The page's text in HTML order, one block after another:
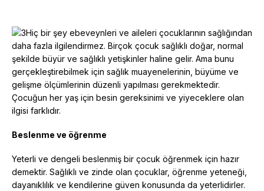
Hiç bir şey ebeveynleri ve aileleri çocuklarının sağlığından
daha fazla ilgilendirmez. Birçok çocuk sağlıklı doğar, normal
şekilde büyür ve sağlıklı yetişkinler haline gelir. Ama bunu
gerçekleştirebilmek için sağlık muayenelerinin, büyüme ve
gelişme ölçümlerinin düzenli yapılması gerekmektedir.
Çocuğun her yaş için besin gereksinimi ve yiyeceklere olan
ilgisi farklıdır.
Beslenme ve öğrenme
Yeterli ve dengeli beslenmiş bir çocuk öğrenmek için hazır
demektir. Sağlıklı ve zinde olan çocuklar, öğrenme yeteneği,
dayanıklılık ve kendilerine güven konusunda da yeterlidirler.